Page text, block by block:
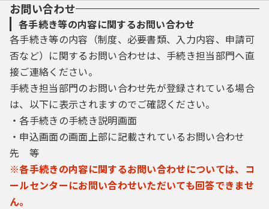
公園・緑化
開発・土地
住宅
住居表示
広報・広聴
市政出前講座
情報公開
財政・行政財産
選挙
監査
お問い合わせ
各手続き等の内容に関するお問い合わせ
各手続き等の内容（制度、必要書類、入力内容、申請可
否など）に関するお問い合わせは、手続き担当部門へ直
接ご連絡ください。
手続き担当部門のお問い合わせ先が登録されている場合
は、以下に表示されますのでご確認ください。
・各手続きの手続き説明画面
・申込画面の画面上部に記載されているお問い合わせ
先 等
※各手続きの内容に関するお問い合わせについては、コ
ールセンターにお問い合わせいただいても回答できませ
ん。